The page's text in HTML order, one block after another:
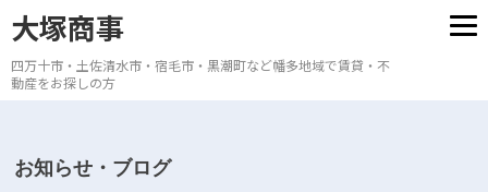
大塚商事
四万十市・土佐清水市・宿毛市・黒潮町など幡多地域で賃貸・不
動産をお探しの方
お知らせ・ブログ